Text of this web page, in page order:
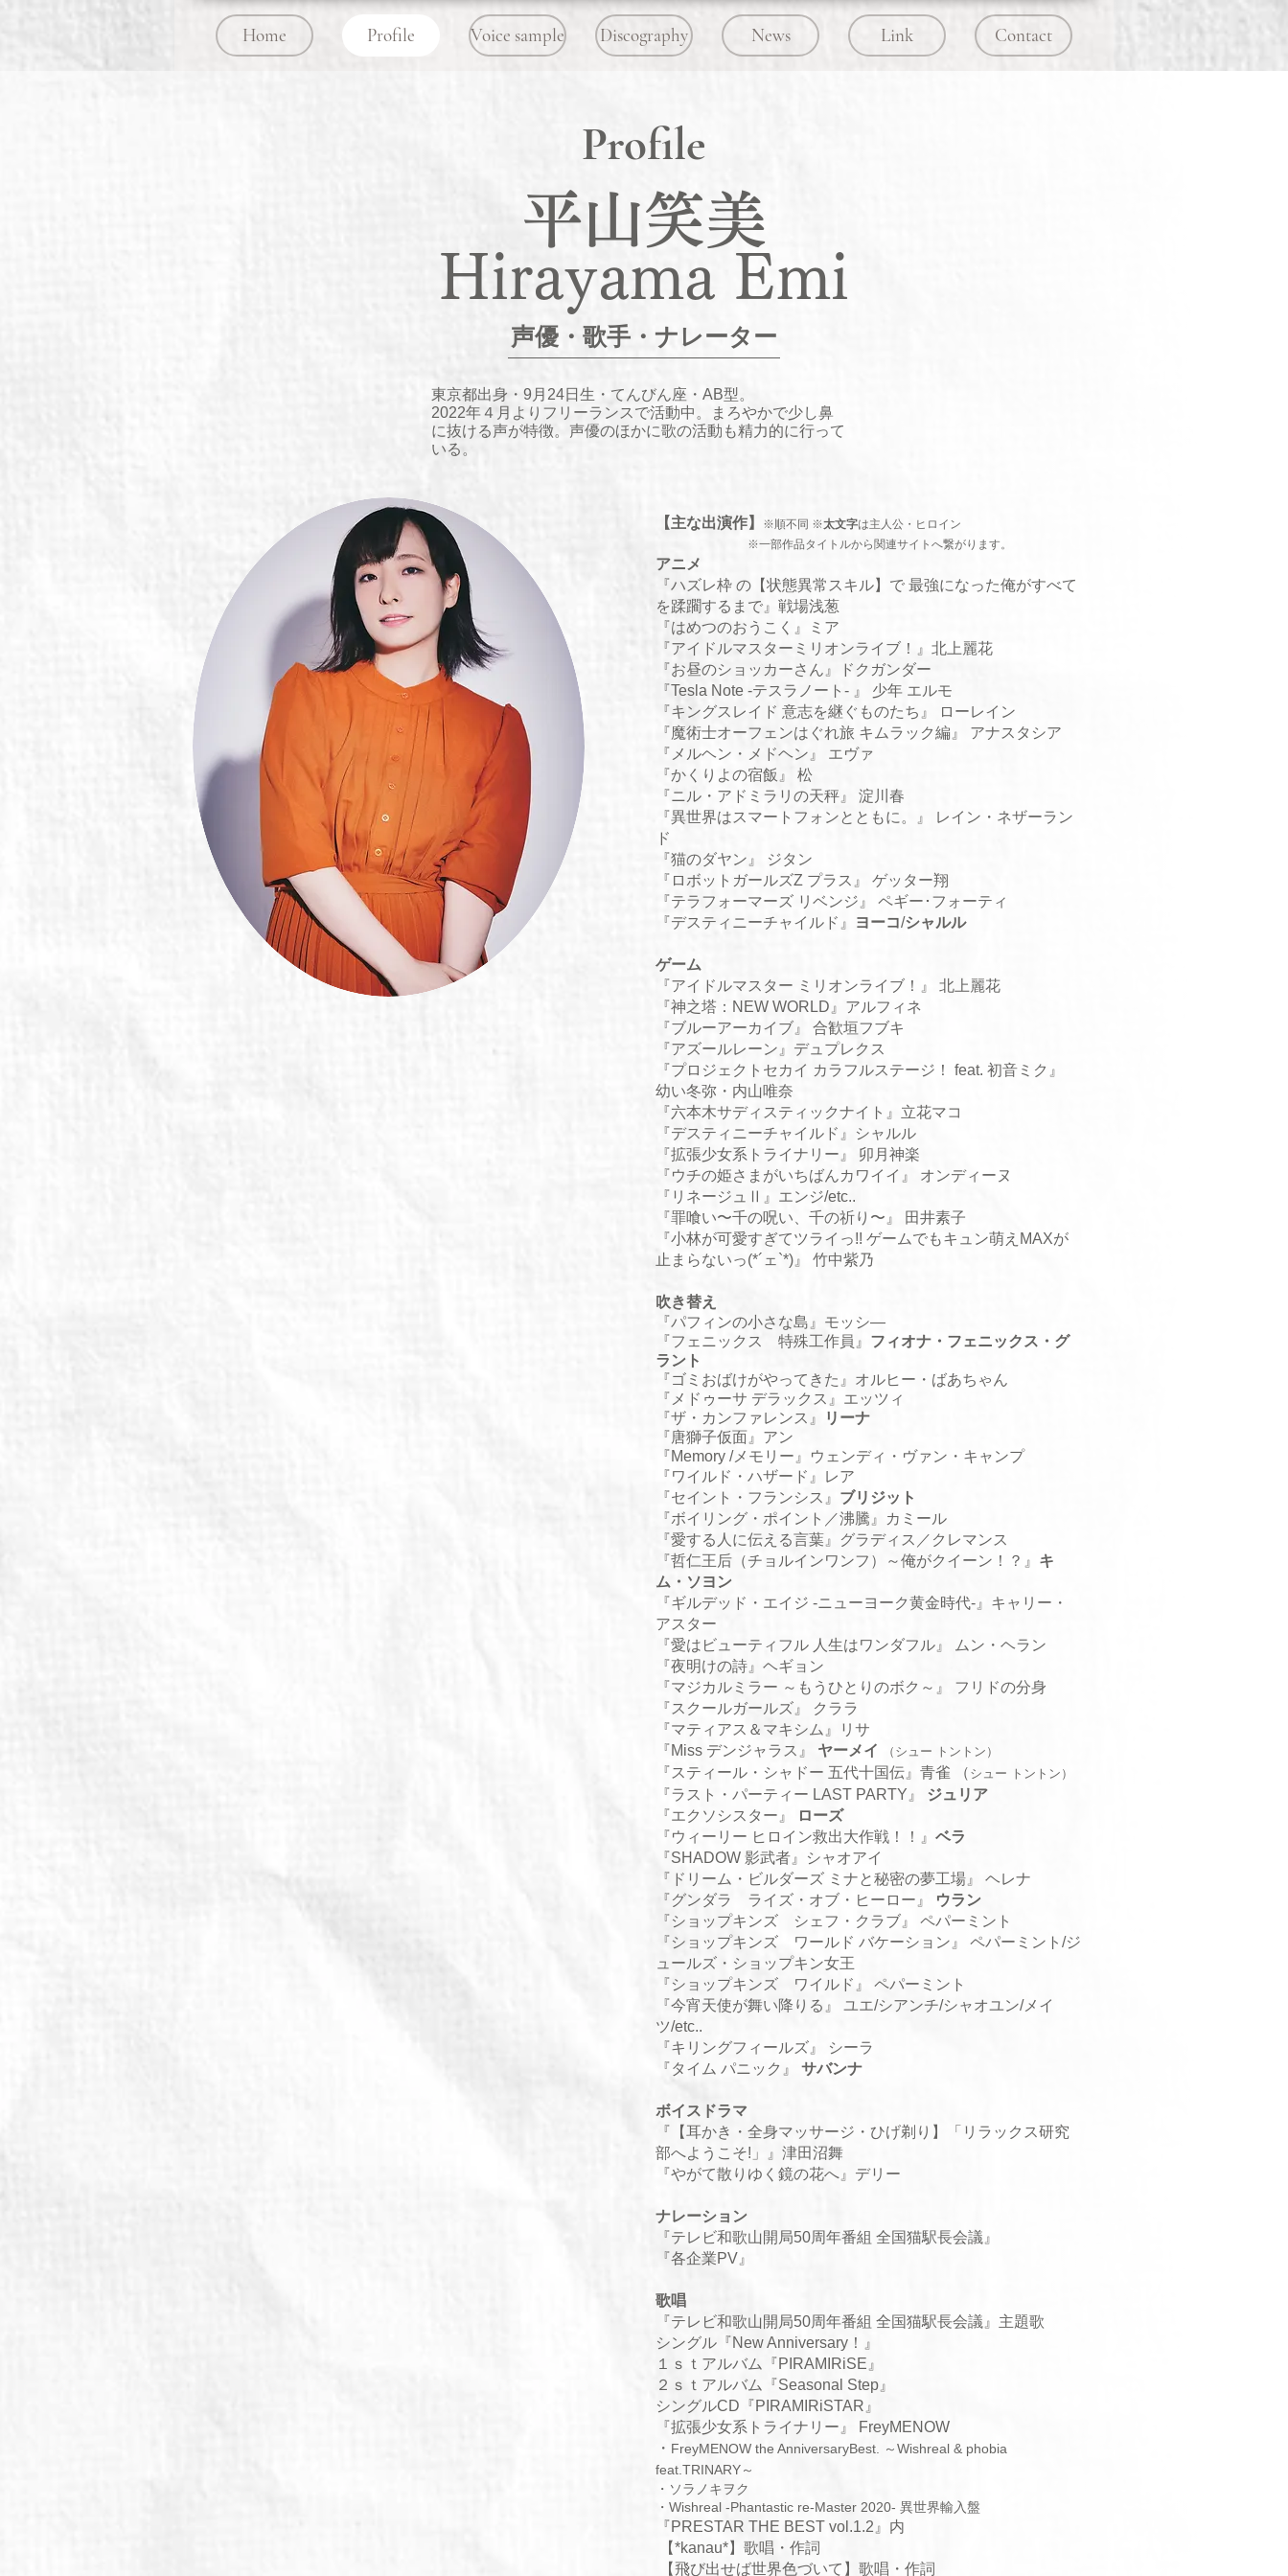
Home Profile Voice sample Discography News Link Contact
Profile
​平山笑美
​Hirayama Emi
​声優・歌手・ナレーター
​東京都出身・9月24日生・てんびん座・AB型。
2022年４月よりフリーランスで活動中。​まろやかで少し鼻
に抜ける声が特徴。​声優のほかに歌の活動も精力的に行って
いる。
【主な出演作】 ※ 順不同 ※太文字は主人公・ヒロイン
※一部作品タイトルから関連サイトへ繋がります。
アニメ​
『ハズレ枠 の【状態異常スキル】で 最強になった俺がすべて
を蹂躙するまで 』戦場浅葱
『はめつのおうこく』ミア
​『アイドルマスターミリオンライブ！』北上麗花
『お昼のショッカーさん』ドクガンダー
『Tesla Note -テスラノート- 』 少年 エルモ
『キングスレイド 意志を継ぐものたち』 ローレイン
『魔術士オーフェンはぐれ旅 キムラック編』 アナスタシア
『メルヘン・メドヘン』 エヴァ
『かくりよの宿飯』 松
『ニル・アドミラリの天秤』 淀川春
『異世界はスマートフォンとともに。』 レイン・ネザーラン
ド
『猫のダヤン』 ジタン
『ロボットガールズZ プラス』 ゲッター翔
『テラフォーマーズ リベンジ』 ペギー･フォーティ
​『デスティニーチャイルド 』 ヨーコ/シャルル
ゲーム
『アイドルマスター ミリオンライブ！
』 北上麗花
『神之塔：NEW WORLD 』アルフィネ
『ブルーアーカイブ 』 合歓垣フブキ
『アズールレーン 』 デュプレクス
『プロジェクトセカイ カラフルステージ！ feat. 初音ミク』
幼い冬弥・内山唯奈
​​『六本木サディスティックナイト』立花マコ
『デスティニーチャイルド』シャルル
『拡張少女系トライナリー 』 卯月神楽
​『ウチの姫さまがいちばんカワイイ』 オンディーヌ
​『リネージュⅡ』エンジ/etc..
『罪喰い〜千の呪い、千の祈り〜』 田井素子
『小林が可愛すぎてツライっ!! ゲームでもキュン萌えMAXが
止まらないっ(*´ェ`*)』 竹中紫乃
吹き替え
『パフィンの小さな島 』モッシ―
『フェニックス 特殊工作員 』 フィオナ・フェニックス・グ
ラント
『ゴミおばけがやってきた 』オルヒー・ばあちゃん
『 メドゥーサ デラックス 』エッツィ
『ザ・カンファレンス 』
リーナ
『唐獅子仮面 』アン
『Memory /メモリー 』ウェンディ・ヴァン・キャンプ
『ワイルド・ハザード 』レア
『セイント・フランシス 』 ブリジット
『ボイリング・ポイント／沸騰 』カミール
『愛する人に伝える言葉 』グラディス／クレマンス
『哲仁王后（チョルインワンフ）～俺がクイーン！？ 』 キ
ム・ソヨン
​『ギルデッド・エイジ -ニューヨーク黄金時代- 』キャリー・
アスター
『愛はビューティフル 人生はワンダフル 』 ムン・ヘラン
『夜明けの詩 』ヘギョン
『マジカルミラー ～もうひとりのボク～ 』 フリドの分身
​『スクールガールズ 』 クララ
​『マティアス＆マキシム 』リサ
『Miss デンジャラス 』 ヤーメイ （シュー トントン）
『スティール・シャドー 五代十国伝 』青雀 （ シュー トントン）
『ラスト・パーティー LAST PARTY 』 ジュリア
『エクソシスター 』
ローズ
『ウィーリー ヒロイン救出大作戦！！ 』 ベラ
『SHADOW 影武者 』シャオアイ
『 ドリーム・ビルダーズ ミナと秘密の夢工場 』 ヘレナ
『グンダラ ライズ・オブ・ヒーロー 』
ウラン
『ショップキンズ シェフ・クラブ』 ペパーミント
『ショップキンズ ワールド バケーション』 ペパーミント/ジ
ュールズ・ショップキン女王
『ショップキンズ ワイルド』 ペパーミント
『今宵天使が舞い降りる』 ユエ/シアンチ/シャオユン/メイ
ツ/etc..
『キリングフィールズ』 シーラ
『タイム パニック』 サバンナ
ボイスドラマ
​『【耳かき・全身マッサージ・ひげ剃り】「リラックス研究
部へようこそ!」』津田沼舞
『やがて散りゆく鏡の花へ』デリー
​ナレーション
『テレビ和歌山開局50周年番組 全国猫駅長会議』
『各企業PV』
歌唱
『テレビ和歌山開局50周年番組 全国猫駅長会議』主題歌
シングル『New Anniversary！
』
１ｓｔアルバム『PIRAMIRiSE』
２ｓｔアルバム『Seasonal Step』
シングルCD『PIRAMIRiSTAR』
『拡張少女系トライナリー 』 FreyMENOW
​・ FreyMENOW the AnniversaryBest. ～Wishreal & phobia
feat.TRINARY～
・ソラノキヲク
・​ Wishreal -Phantastic re-Master 2020- 異世界輸入盤
『PRESTAR THE BEST vol.1.2』内
【*kanau*】歌唱・作詞
【飛び出せば世界色づいて】歌唱・作詞